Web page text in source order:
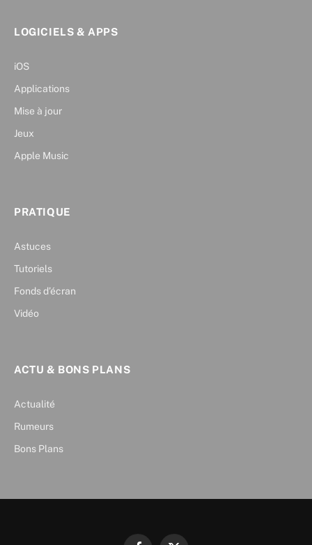
LOGICIELS & APPS
iOS
Applications
Mise à jour
Jeux
Apple Music
PRATIQUE
Astuces
Tutoriels
Fonds d’écran
Vidéo
ACTU & BONS PLANS
Actualité
Rumeurs
Bons Plans